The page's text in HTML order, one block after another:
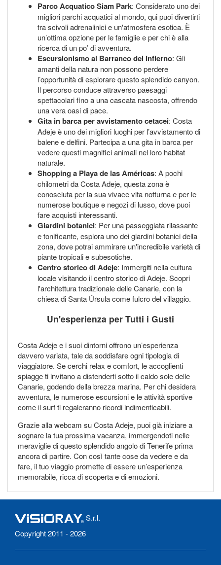
Parco Acquatico Siam Park: Considerato uno dei
migliori parchi acquatici al mondo, qui puoi divertirti
tra scivoli adrenalinici e un'atmosfera esotica. È
un’ottima opzione per le famiglie e per chi è alla
ricerca di un po’ di avventura.
Escursionismo al Barranco del Infierno: Gli
amanti della natura non possono perdere
l’opportunità di esplorare questo splendido canyon.
Il percorso conduce attraverso paesaggi
spettacolari fino a una cascata nascosta, offrendo
una vera oasi di pace.
Gita in barca per avvistamento cetacei: Costa
Adeje è uno dei migliori luoghi per l’avvistamento di
balene e delfini. Partecipa a una gita in barca per
vedere questi magnifici animali nel loro habitat
naturale.
Shopping a Playa de las Américas: A pochi
chilometri da Costa Adeje, questa zona è
conosciuta per la sua vivace vita notturna e per le
numerose boutique e negozi di lusso, dove puoi
fare acquisti interessanti.
Giardini botanici: Per una passeggiata rilassante
e tonificante, esplora uno dei giardini botanici della
zona, dove potrai ammirare un'incredibile varietà di
piante tropicali e subesotiche.
Centro storico di Adeje: Immergiti nella cultura
locale visitando il centro storico di Adeje. Scopri
l'architettura tradizionale delle Canarie, con la
chiesa di Santa Úrsula come fulcro del villaggio.
Un'esperienza per Tutti i Gusti
Costa Adeje e i suoi dintorni offrono un’esperienza
davvero variata, tale da soddisfare ogni tipologia di
viaggiatore. Se cerchi relax e comfort, le accoglienti
spiagge ti invitano a distenderti sotto il caldo sole delle
Canarie, godendo della brezza marina. Per chi desidera
avventura, le numerose escursioni e le attività sportive
come il surf ti regaleranno ricordi indimenticabili.
Grazie alla webcam su Costa Adeje, puoi già iniziare a
sognare la tua prossima vacanza, immergendoti nelle
meraviglie di questo splendido angolo di Tenerife prima
ancora di partire. Con così tante cose da vedere e da
fare, il tuo viaggio promette di essere un’esperienza
memorabile, ricca di scoperta e di emozioni.
S.r.l.
Copyright 2011 - 2026